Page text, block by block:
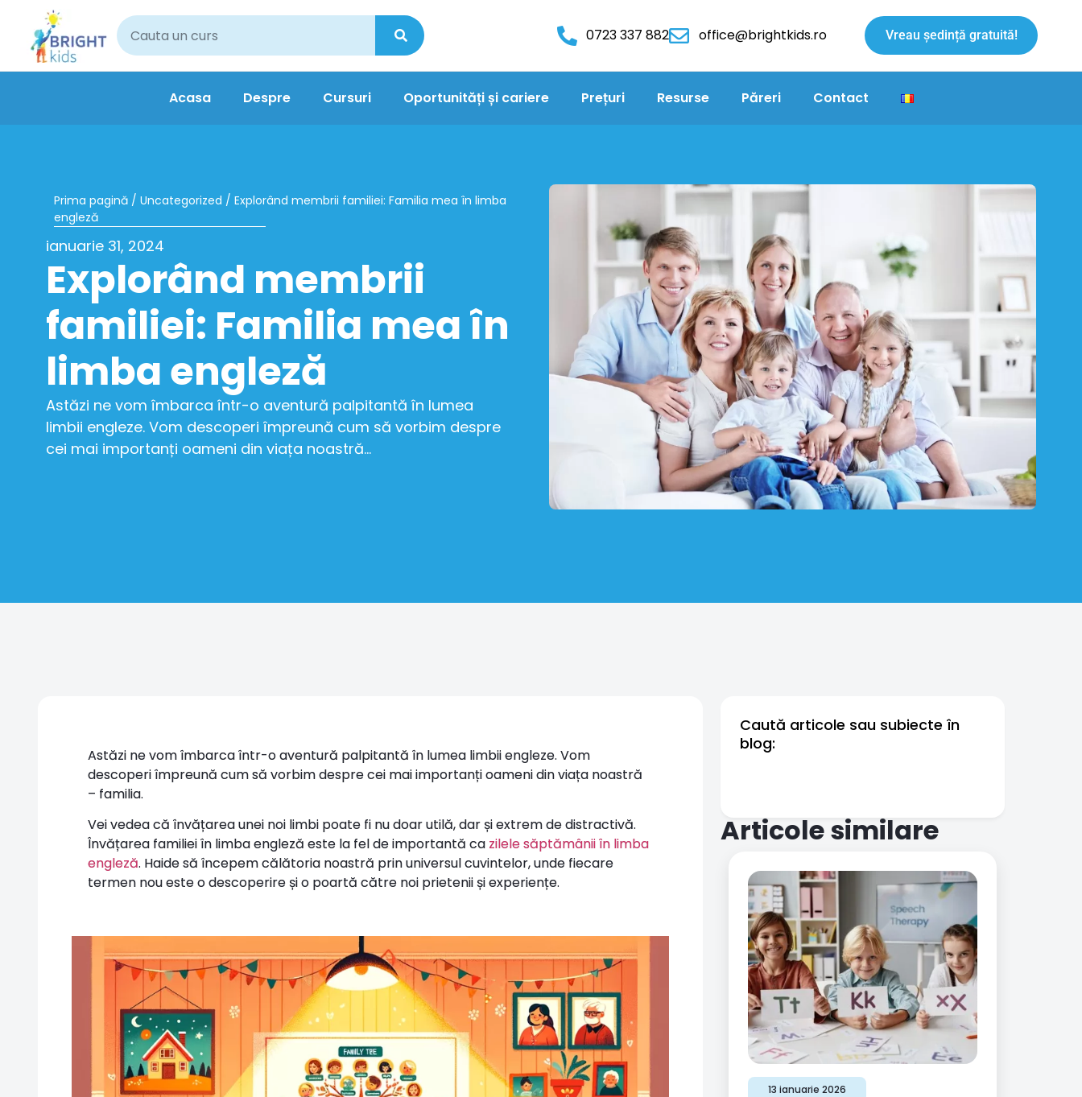
0723 337 882 office@brightkids.ro Vreau ședință gratuită!
Acasa Despre Cursuri Oportunități și cariere Prețuri Resurse Păreri Contact
Prima pagină / Uncategorized / Explorând membrii familiei: Familia mea în limba
engleză
ianuarie 31, 2024
Explorând membrii
familiei: Familia mea în
limba engleză
Astăzi ne vom îmbarca într-o aventură palpitantă în lumea
limbii engleze. Vom descoperi împreună cum să vorbim despre
cei mai importanți oameni din viața noastră...
Astăzi ne vom îmbarca într-o aventură palpitantă în lumea limbii engleze. Vom
descoperi împreună cum să vorbim despre cei mai importanți oameni din viața noastră
– familia.
Vei vedea că învățarea unei noi limbi poate fi nu doar utilă, dar și extrem de distractivă.
Învățarea familiei în limba engleză este la fel de importantă ca zilele săptămânii în limba
engleză. Haide să începem călătoria noastră prin universul cuvintelor, unde fiecare
termen nou este o descoperire și o poartă către noi prietenii și experiențe.
Caută articole sau subiecte în
blog:
Articole similare
13 ianuarie 2026